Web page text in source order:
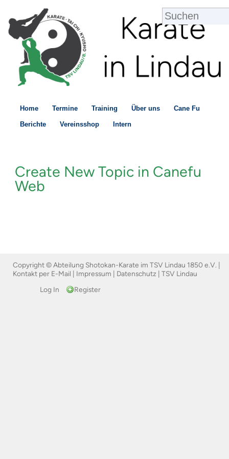
Home Termine Training Über uns Cane Fu
Berichte Vereinsshop Intern
Create New Topic in Canefu
Web
Copyright © Abteilung Shotokan-Karate im TSV Lindau 1850 e.V. |
Kontakt per E-Mail
Impressum Datenschutz
TSV Lindau
Log In
Register